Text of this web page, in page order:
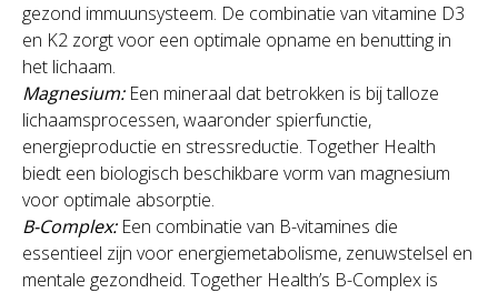
gezond immuunsysteem. De combinatie van vitamine D3
en K2 zorgt voor een optimale opname en benutting in
het lichaam.
Magnesium:Een mineraal dat betrokken is bij talloze
lichaamsprocessen, waaronder spierfunctie,
energieproductie en stressreductie. Together Health
biedt een biologisch beschikbare vorm van magnesium
voor optimale absorptie.
B-Complex:Een combinatie van B-vitamines die
essentieel zijn voor energiemetabolisme, zenuwstelsel en
mentale gezondheid. Together Health’s B-Complex is